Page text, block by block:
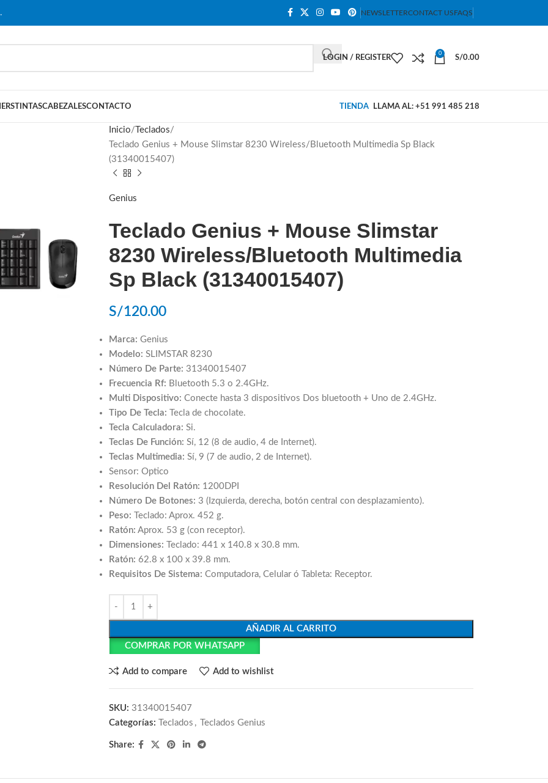
NEWSLETTERCONTACT USFAQS
LOGIN / REGISTER
0
S/0.00
TINTASCABEZALESCONTACTO TIENDA LLAMA AL: +51 991 485 218
Inicio
Teclados
Teclado Genius + Mouse Slimstar 8230 Wireless/Bluetooth Multimedia Sp Black
(31340015407)
Genius
Teclado Genius + Mouse Slimstar
8230 Wireless/Bluetooth Multimedia
Sp Black (31340015407)
S/120.00
Marca: Genius
Modelo: SLIMSTAR 8230
Número De Parte: 31340015407
Frecuencia Rf: Bluetooth 5.3 o 2.4GHz.
Multi Dispositivo: Conecte hasta 3 dispositivos Dos bluetooth + Uno de 2.4GHz.
Tipo De Tecla: Tecla de chocolate.
Tecla Calculadora: Si.
Teclas De Función: Sí, 12 (8 de audio, 4 de Internet).
Teclas Multimedia: Sí, 9 (7 de audio, 2 de Internet).
Sensor: Optico
Resolución Del Ratón: 1200DPI
Número De Botones: 3 (Izquierda, derecha, botón central con desplazamiento).
Peso: Teclado: Aprox. 452 g.
Ratón: Aprox. 53 g (con receptor).
Dimensiones: Teclado: 441 x 140.8 x 30.8 mm.
Ratón: 62.8 x 100 x 39.8 mm.
Requisitos De Sistema: Computadora, Celular ó Tableta: Receptor.
AÑADIR AL CARRITO
COMPRAR POR WHATSAPP
Add to compare Add to wishlist
SKU: 31340015407
Categorías:
Teclados , Teclados Genius
Share: